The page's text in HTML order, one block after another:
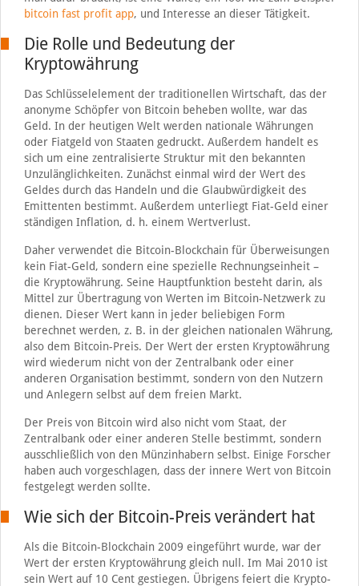
bitcoin fast profit app, und Interesse an dieser Tätigkeit.
Die Rolle und Bedeutung der
Kryptowährung
Das Schlüsselelement der traditionellen Wirtschaft, das der
anonyme Schöpfer von Bitcoin beheben wollte, war das
Geld. In der heutigen Welt werden nationale Währungen
oder Fiatgeld von Staaten gedruckt. Außerdem handelt es
sich um eine zentralisierte Struktur mit den bekannten
Unzulänglichkeiten. Zunächst einmal wird der Wert des
Geldes durch das Handeln und die Glaubwürdigkeit des
Emittenten bestimmt. Außerdem unterliegt Fiat-Geld einer
ständigen Inflation, d. h. einem Wertverlust.
Daher verwendet die Bitcoin-Blockchain für Überweisungen
kein Fiat-Geld, sondern eine spezielle Rechnungseinheit –
die Kryptowährung. Seine Hauptfunktion besteht darin, als
Mittel zur Übertragung von Werten im Bitcoin-Netzwerk zu
dienen. Dieser Wert kann in jeder beliebigen Form
berechnet werden, z. B. in der gleichen nationalen Währung,
also dem Bitcoin-Preis. Der Wert der ersten Kryptowährung
wird wiederum nicht von der Zentralbank oder einer
anderen Organisation bestimmt, sondern von den Nutzern
und Anlegern selbst auf dem freien Markt.
Der Preis von Bitcoin wird also nicht vom Staat, der
Zentralbank oder einer anderen Stelle bestimmt, sondern
ausschließlich von den Münzinhabern selbst. Einige Forscher
haben auch vorgeschlagen, dass der innere Wert von Bitcoin
festgelegt werden sollte.
Wie sich der Bitcoin-Preis verändert hat
Als die Bitcoin-Blockchain 2009 eingeführt wurde, war der
Wert der ersten Kryptowährung gleich null. Im Mai 2010 ist
sein Wert auf 10 Cent gestiegen. Übrigens feiert die Krypto-